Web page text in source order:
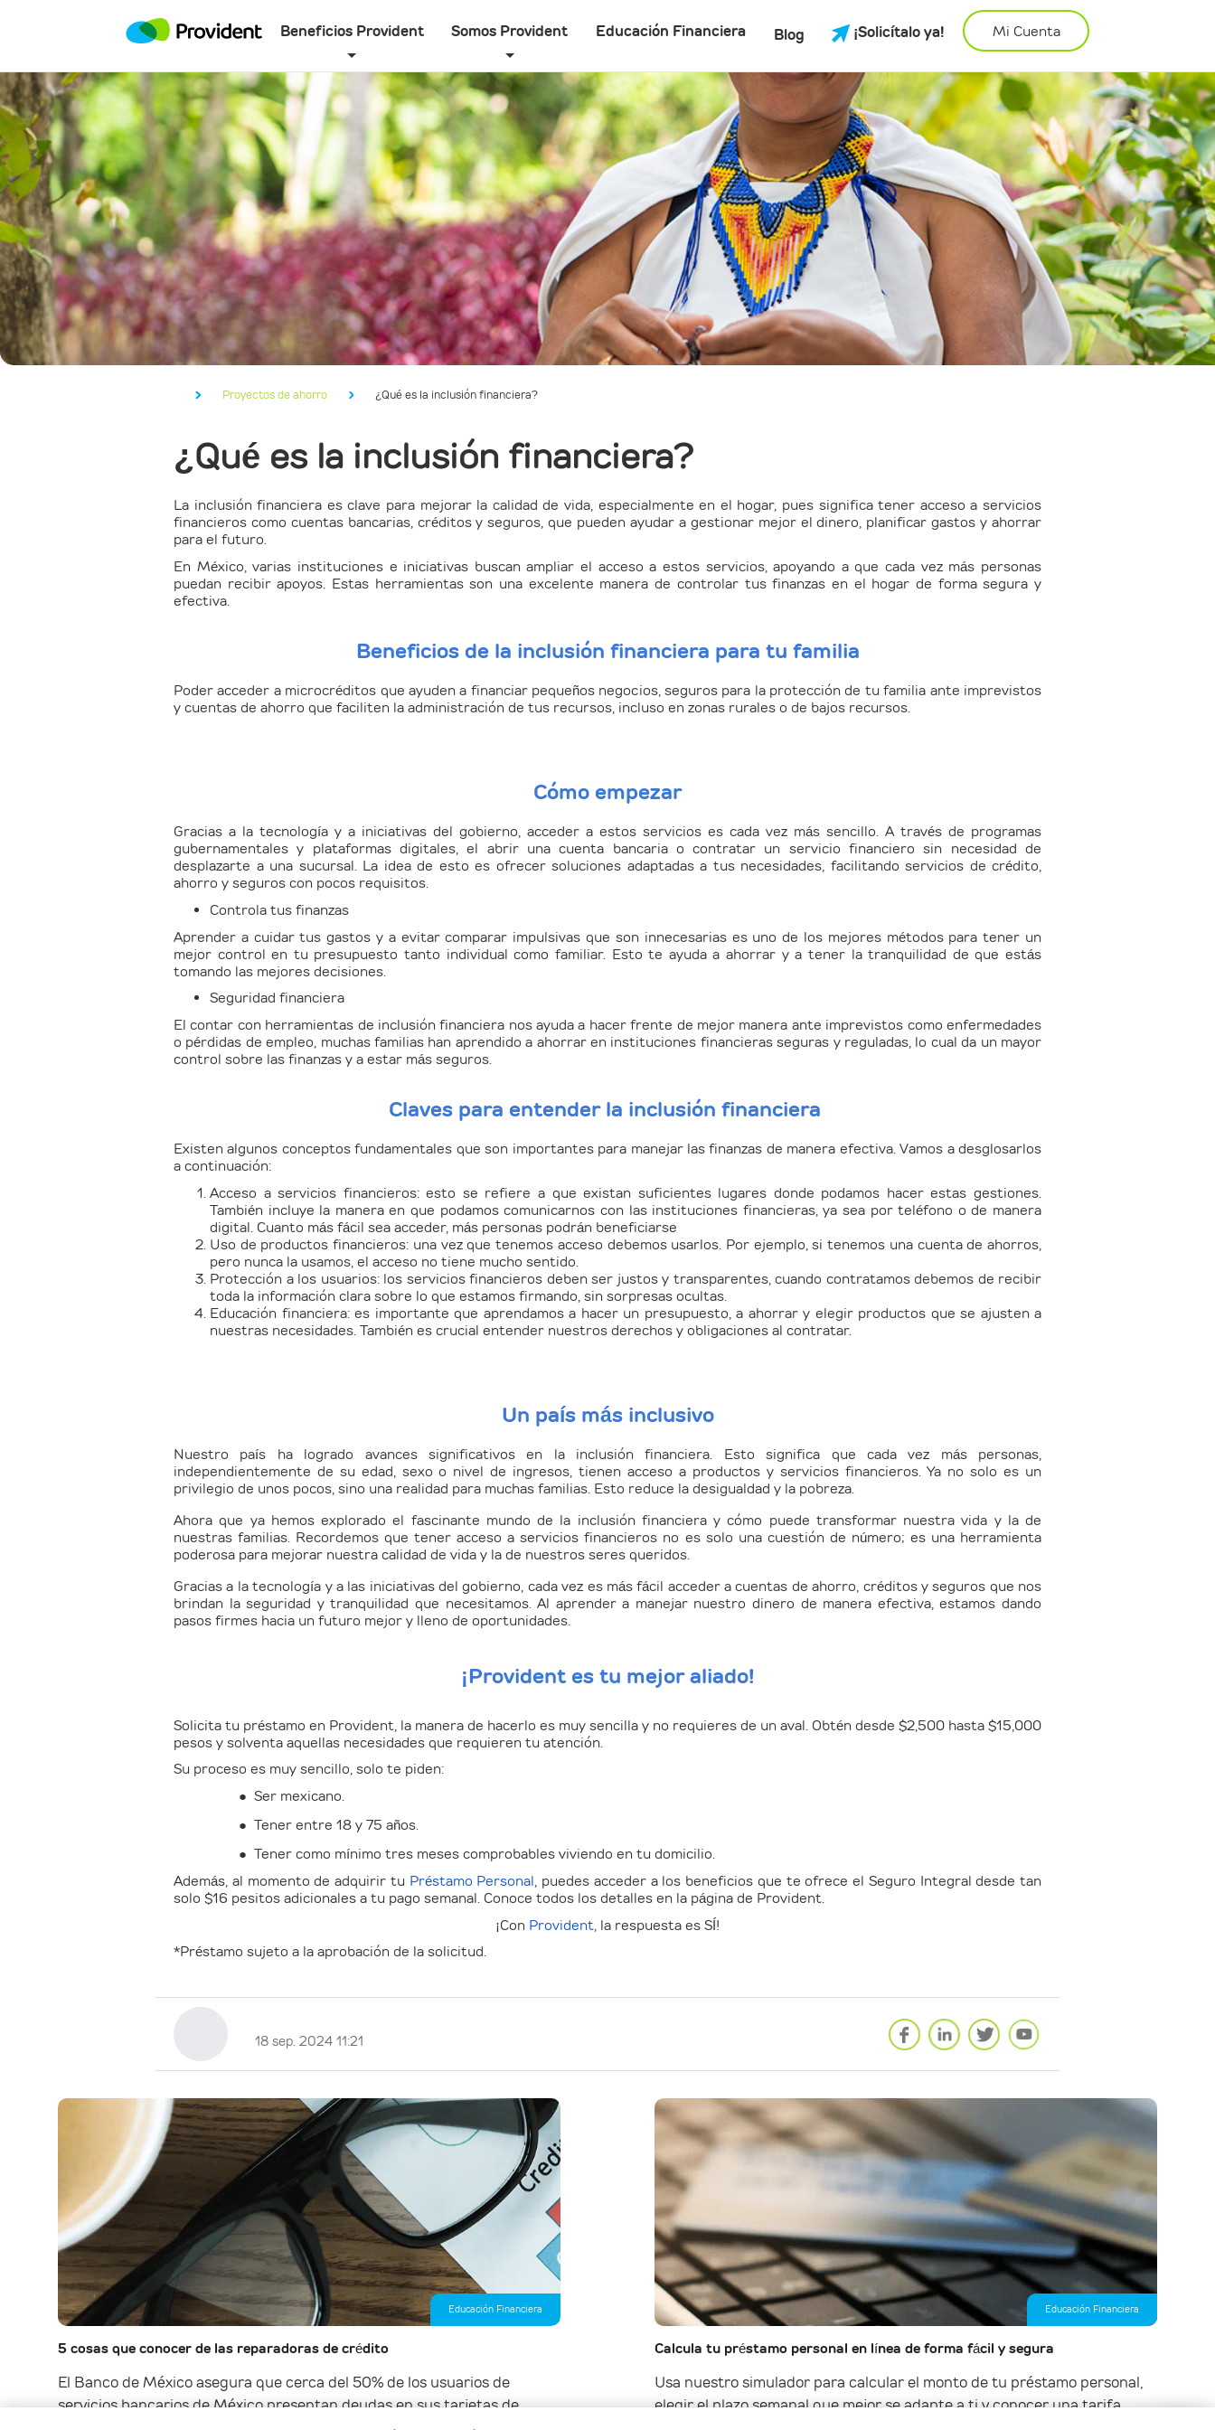
Beneficios Provident Somos Provident Educación Financiera Blog ¡Solicítalo ya! Mi Cuenta
Proyectos de ahorro ¿Qué es la inclusión financiera?
¿Qué es la inclusión financiera?
La inclusión financiera es clave para mejorar la calidad de vida, especialmente en el hogar, pues significa tener acceso a servicios
financieros como cuentas bancarias, créditos y seguros, que pueden ayudar a gestionar mejor el dinero, planificar gastos y ahorrar
para el futuro.
En México, varias instituciones e iniciativas buscan ampliar el acceso a estos servicios, apoyando a que cada vez más personas
puedan recibir apoyos. Estas herramientas son una excelente manera de controlar tus finanzas en el hogar de forma segura y
efectiva.
Beneficios de la inclusión financiera para tu familia
Poder acceder a microcréditos que ayuden a financiar pequeños negocios, seguros para la protección de tu familia ante imprevistos
y cuentas de ahorro que faciliten la administración de tus recursos, incluso en zonas rurales o de bajos recursos.
Cómo empezar
Gracias a la tecnología y a iniciativas del gobierno, acceder a estos servicios es cada vez más sencillo. A través de programas
gubernamentales y plataformas digitales, el abrir una cuenta bancaria o contratar un servicio financiero sin necesidad de
desplazarte a una sucursal. La idea de esto es ofrecer soluciones adaptadas a tus necesidades, facilitando servicios de crédito,
ahorro y seguros con pocos requisitos.
Controla tus finanzas
Aprender a cuidar tus gastos y a evitar comparar impulsivas que son innecesarias es uno de los mejores métodos para tener un
mejor control en tu presupuesto tanto individual como familiar. Esto te ayuda a ahorrar y a tener la tranquilidad de que estás
tomando las mejores decisiones.
Seguridad financiera
El contar con herramientas de inclusión financiera nos ayuda a hacer frente de mejor manera ante imprevistos como enfermedades
o pérdidas de empleo, muchas familias han aprendido a ahorrar en instituciones financieras seguras y reguladas, lo cual da un mayor
control sobre las finanzas y a estar más seguros.
Claves para entender la inclusión financiera
Existen algunos conceptos fundamentales que son importantes para manejar las finanzas de manera efectiva. Vamos a desglosarlos
a continuación:
Acceso a servicios financieros:esto se refiere a que existan suficientes lugares donde podamos hacer estas gestiones.
También incluye la manera en que podamos comunicarnos con las instituciones financieras, ya sea por teléfono o de manera
digital. Cuanto más fácil sea acceder, más personas podrán beneficiarse
Uso de productos financieros: una vez que tenemos acceso debemos usarlos. Por ejemplo, si tenemos una cuenta de ahorros,
pero nunca la usamos, el acceso no tiene mucho sentido.
Protección a los usuarios:los servicios financieros deben ser justos y transparentes, cuando contratamos debemos de recibir
toda la información clara sobre lo que estamos firmando, sin sorpresas ocultas.
Educación financiera:es importante que aprendamos a hacer un presupuesto, a ahorrar y elegir productos que se ajusten a
nuestras necesidades. También es crucial entender nuestros derechos y obligaciones al contratar.
Un país más inclusivo
Nuestro país ha logrado avances significativos en la inclusión financiera. Esto significa que cada vez más personas,
independientemente de su edad, sexo o nivel de ingresos, tienen acceso a productos y servicios financieros. Ya no solo es un
privilegio de unos pocos, sino una realidad para muchas familias. Esto reduce la desigualdad y la pobreza.
Ahora que ya hemos explorado el fascinante mundo de la inclusión financiera y cómo puede transformar nuestra vida y la de
nuestras familias. Recordemos que tener acceso a servicios financieros no es solo una cuestión de número; es una herramienta
poderosa para mejorar nuestra calidad de vida y la de nuestros seres queridos.
Gracias a la tecnología y a las iniciativas del gobierno, cada vez es más fácil acceder a cuentas de ahorro, créditos y seguros que nos
brindan la seguridad y tranquilidad que necesitamos. Al aprender a manejar nuestro dinero de manera efectiva, estamos dando
pasos firmes hacia un futuro mejor y lleno de oportunidades.
¡Provident es tu mejor aliado!
Solicita tu préstamo en Provident, la manera de hacerlo es muy sencilla y no requieres de un aval. Obtén desde $2,500 hasta $15,000
pesos y solventa aquellas necesidades que requieren tu atención.
Su proceso es muy sencillo, solo te piden:
● Ser mexicano.
● Tener entre 18 y 75 años.
● Tener como mínimo tres meses comprobables viviendo en tu domicilio.
Además, al momento de adquirir tu Préstamo Personal, puedes acceder a los beneficios que te ofrece el Seguro Integral desde tan
solo $16 pesitos adicionales a tu pago semanal. Conoce todos los detalles en la página de Provident.
¡Con Provident , la respuesta es SÍ!
*Préstamo sujeto a la aprobación de la solicitud.
18 sep. 2024 11:21
Educación Financiera
5 cosas que conocer de las reparadoras de crédito
El Banco de México asegura que cerca del 50% de los usuarios de
servicios bancarios de México presentan deudas en sus tarjetas de
Educación Financiera
Calcula tu préstamo personal en línea de forma fácil y segura
Usa nuestro simulador para calcular el monto de tu préstamo personal,
elegir el plazo semanal que mejor se adapte a ti y conocer una tarifa...